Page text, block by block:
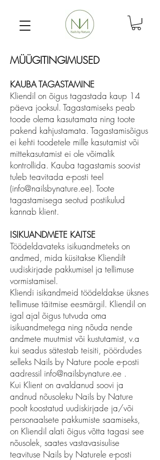
MÜÜGITINGIMUSED
KAUBA TAGASTAMINE
Kliendil on õigus tagastada kaup 14
päeva jooksul. Tagastamiseks peab
toode olema kasutamata ning toote
pakend kahjustamata. Tagastamisõigus
ei kehti toodetele mille kasutamist või
mittekasutamist ei ole võimalik
kontrollida. Kauba tagastamis soovist
tuleb teavitada e-posti teel
(info@nailsbynature.ee). Toote
tagastamisega seotud postikulud
kannab klient.
ISIKUANDMETE KAITSE
Töödeldavateks isikuandmeteks on
andmed, mida küsitakse Kliendilt
uudiskirjade pakkumisel ja tellimuse
vormistamisel.
Kliendi isikandmeid töödeldakse üksnes
tellimuse täitmise eesmärgil. Kliendil on
igal ajal õigus tutvuda oma
isikuandmetega ning nõuda nende
andmete muutmist või kustutamist, v.a
kui seadus sätestab teisiti, pöördudes
selleks Nails by Nature poole e-posti
aadressil info@nailsbynature.ee .
Kui Klient on avaldanud soovi ja
andnud nõusoleku Nails by Nature
poolt koostatud uudiskirjade ja/või
personaalsete pakkumiste saamiseks,
on Kliendil alati õigus võtta tagasi see
nõusolek, saates vastavasisulise
teavituse Nails by Naturele e-posti